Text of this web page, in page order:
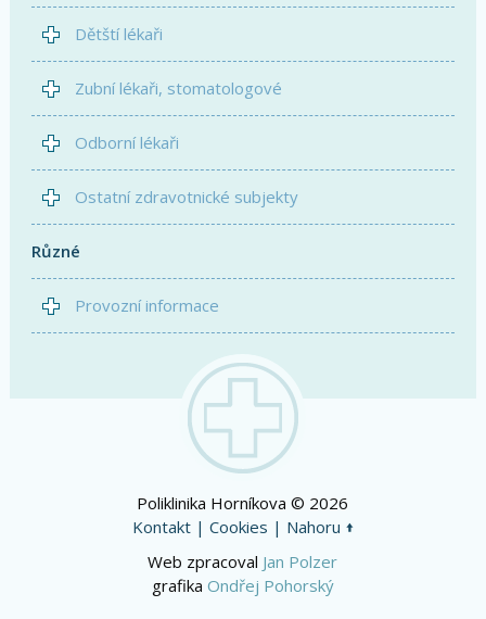
Dětští lékaři
Zubní lékaři, stomatologové
Odborní lékaři
Ostatní zdravotnické subjekty
Různé
Provozní informace
Poliklinika Horníkova © 2026
Kontakt| Cookies | Nahoru
Web zpracoval Jan Polzer
grafika Ondřej Pohorský